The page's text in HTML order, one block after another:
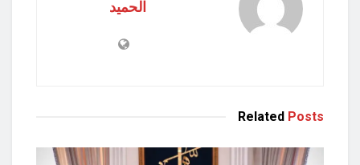
الحميد
Related Posts